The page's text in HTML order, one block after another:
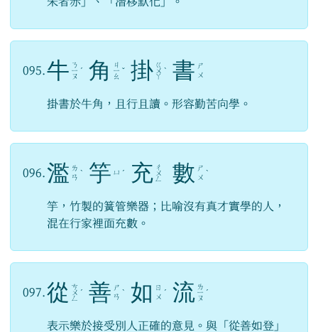
095. 牛 ㄋ
ㄧ
ㄡ
ˊ 角 ㄐ
ㄧ
ㄠ
ˇ 掛 ㄍ
ㄨ
ㄚ
ˋ 書 ㄕ
ㄨ
掛書於牛角，且行且讀。形容勤苦向學。
096. 濫 ㄌ
ㄢ ˋ 竽 ㄩ ˊ 充 ㄔ
ㄨ
ㄥ 數 ㄕ
ㄨ ˋ
竽，竹製的簧管樂器；比喻沒有真才實學的人，
混在行家裡面充數。
097. 從 ㄘ
ㄨ
ㄥ
ˊ 善 ㄕ
ㄢ ˋ 如 ㄖ
ㄨ ˊ 流 ㄌ
ㄧ
ㄡ
ˊ
表示樂於接受別人正確的意見。與「從善如登」